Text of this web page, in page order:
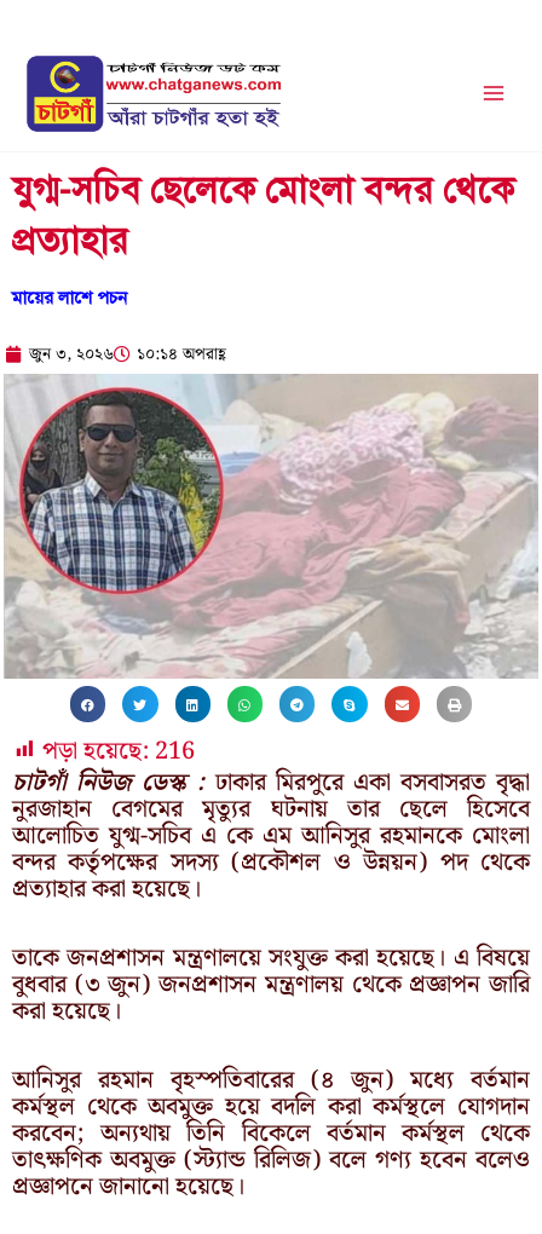
content
যুগ্ম-সচিব ছেলেকে মোংলা বন্দর থেকে
প্রত্যাহার
মায়ের লাশে পচন
জুন ৩, ২০২৬ ১০:১৪ অপরাহ্ণ
পড়া হয়েছে: 216
চাটগাঁ নিউজ ডেস্ক :ঢাকার মিরপুরে একা বসবাসরত বৃদ্ধা
নুরজাহান বেগমের মৃত্যুর ঘটনায় তার ছেলে হিসেবে
আলোচিত যুগ্ম-সচিব এ কে এম আনিসুর রহমানকে মোংলা
বন্দর কর্তৃপক্ষের সদস্য (প্রকৌশল ও উন্নয়ন) পদ থেকে
প্রত্যাহার করা হয়েছে।
তাকে জনপ্রশাসন মন্ত্রণালয়ে সংযুক্ত করা হয়েছে। এ বিষয়ে
বুধবার (৩ জুন) জনপ্রশাসন মন্ত্রণালয় থেকে প্রজ্ঞাপন জারি
করা হয়েছে।
আনিসুর রহমান বৃহস্পতিবারের (৪ জুন) মধ্যে বর্তমান
কর্মস্থল থেকে অবমুক্ত হয়ে বদলি করা কর্মস্থলে যোগদান
করবেন; অন্যথায় তিনি বিকেলে বর্তমান কর্মস্থল থেকে
তাৎক্ষণিক অবমুক্ত (স্ট্যান্ড রিলিজ) বলে গণ্য হবেন বলেও
প্রজ্ঞাপনে জানানো হয়েছে।